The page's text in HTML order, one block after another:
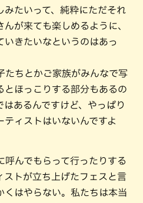
みたいって、純粋にただそれ
が来ても楽しめるように、
いきたいなというのはあっ
たちとかご家族がみんなで写
とほっこりする部分もあるの
あるんですけど、やっぱり
ティストはいないんですよ
呼んでもらって行ったりする
ストが立ち上げたフェスと言
くはやらない。私たちは本当